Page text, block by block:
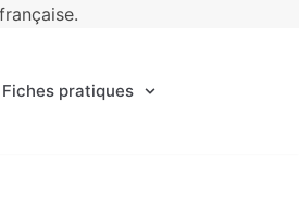
Fiches pratiques